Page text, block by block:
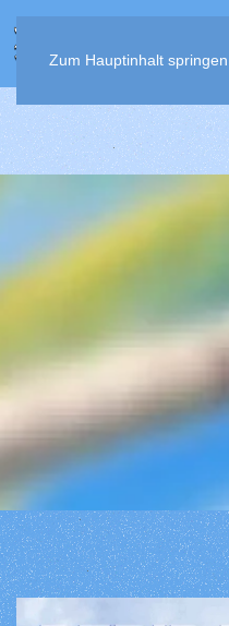
Zum Hauptinhalt springen